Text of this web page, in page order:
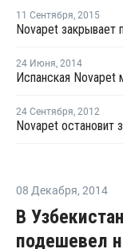
11 Сентября, 2015
24 Июня, 2014
24 Сентября, 2012
08 Декабря, 2014
В
подешевел